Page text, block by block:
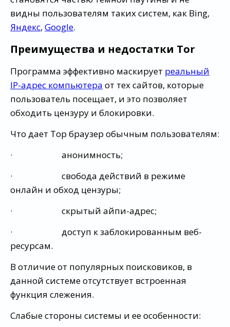
видны пользователям таких систем, как Bing,
Яндекс, Google.
Преимущества и недостатки Tor
Программа эффективно маскирует реальный
IP-адрес компьютера от тех сайтов, которые
пользователь посещает, и это позволяет
обходить цензуру и блокировки.
Что дает Тор браузер обычным пользователям:
· анонимность;
· свобода действий в режиме
онлайн и обход цензуры;
· скрытый айпи-адрес;
· доступ к заблокированным веб-
ресурсам.
В отличие от популярных поисковиков, в
данной системе отсутствует встроенная
функция слежения.
Слабые стороны системы и ее особенности: